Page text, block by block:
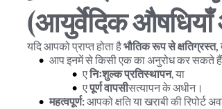
(आयुर्वेदिक औषधियाँ
यदि आपको प्राप्त होता है भौतिक रूप से क्षतिग्रस्त,
आप इनमें से किसी एक का अनुरोध कर सकते
ए निःशुल्क प्रतिस्थापन, या
ए पूर्ण वापसीसत्यापन के अधीन।
महत्वपूर्ण: आपको क्षति या खराबी की रिपोर्ट